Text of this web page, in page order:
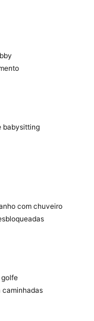
babysitting
com chuveiro
golfe
caminhadas